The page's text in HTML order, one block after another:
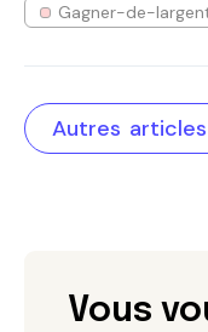
Gagner-de-
Autres articles
Vous